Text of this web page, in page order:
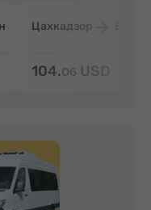
Цахкадзор
104.06 USD